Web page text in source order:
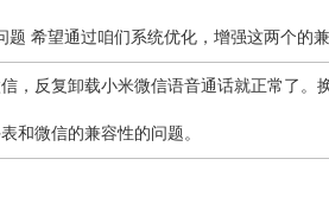
题 希望通过咱们系统优化，增强这两个的
，反复卸载小米微信语音通话就正常了
和微信的兼容性的问题。